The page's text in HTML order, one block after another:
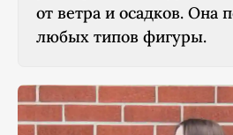
от ветра и осадков. Она
любых типов фигуры.